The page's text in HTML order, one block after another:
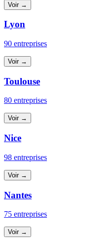
Voir →
Lyon
90 entreprises
Voir →
Toulouse
80 entreprises
Voir →
Nice
98 entreprises
Voir →
Nantes
75 entreprises
Voir →